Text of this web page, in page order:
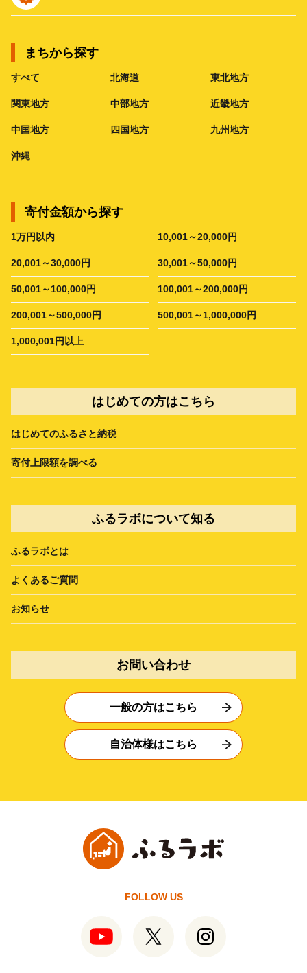
まちから探す
すべて 北海道 東北地方
関東地方 中部地方 近畿地方
中国地方 四国地方 九州地方
沖縄
寄付金額から探す
1万円以内 10,001～20,000円
20,001～30,000円 30,001～50,000円
50,001～100,000円 100,001～200,000円
200,001～500,000円 500,001～1,000,000円
1,000,001円以上
はじめての方はこちら
はじめてのふるさと納税
寄付上限額を調べる
ふるラボについて知る
ふるラボとは
よくあるご質問
お知らせ
お問い合わせ
一般の方はこちら
自治体様はこちら
FOLLOW US